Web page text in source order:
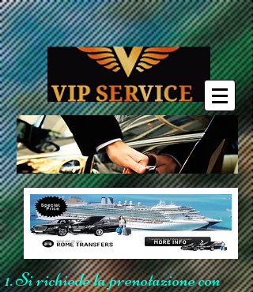
Si richiede la prenotazione con